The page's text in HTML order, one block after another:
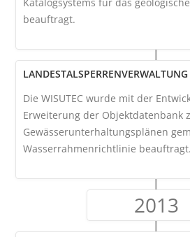
beauftragt.
Die WISUTEC wurde mit der
Erweiterung der Objektdatenbank
Gewässerunterhaltungsplänen
Wasserrahmenrichtlinie beauftragt.
2013